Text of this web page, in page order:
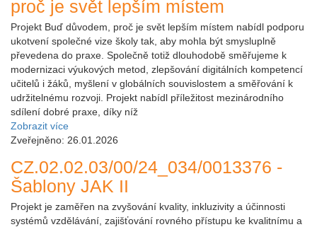
proč je svět lepším místem
Projekt Buď důvodem, proč je svět lepším místem nabídl podporu
ukotvení společné vize školy tak, aby mohla být smysluplně
převedena do praxe. Společně totiž dlouhodobě směřujeme k
modernizaci výukových metod, zlepšování digitálních kompetencí
učitelů i žáků, myšlení v globálních souvislostem a směřování k
udržitelnému rozvoji. Projekt nabídl příležitost mezinárodního
sdílení dobré praxe, díky níž
Zobrazit více
Zveřejněno: 26.01.2026
CZ.02.02.03/00/24_034/0013376 -
Šablony JAK II
Projekt je zaměřen na zvyšování kvality, inkluzivity a účinnosti
systémů vzdělávání, zajišťování rovného přístupu ke kvalitnímu a